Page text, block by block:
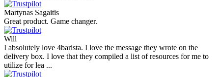
Martynas Sagaitis
Great product. Game changer.
Will
I absolutely love 4barista. I love the message they wrote on the
delivery box. I love that they compiled a list of resources for me to
utilize for lea ...